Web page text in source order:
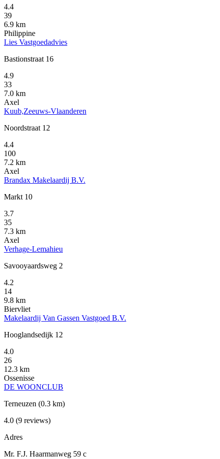
4.4
39
6.9 km
Philippine
Lies Vastgoedadvies
Bastionstraat 16
4.9
33
7.0 km
Axel
Kuub,Zeeuws-Vlaanderen
Noordstraat 12
4.4
100
7.2 km
Axel
Brandax Makelaardij B.V.
Markt 10
3.7
35
7.3 km
Axel
Verhage-Lemahieu
Savooyaardsweg 2
4.2
14
9.8 km
Biervliet
Makelaardij Van Gassen Vastgoed B.V.
Hooglandsedijk 12
4.0
26
12.3 km
Ossenisse
DE WOONCLUB
Terneuzen (0.3 km)
4.0 (9 reviews)
Adres
Mr. F.J. Haarmanweg 59 c